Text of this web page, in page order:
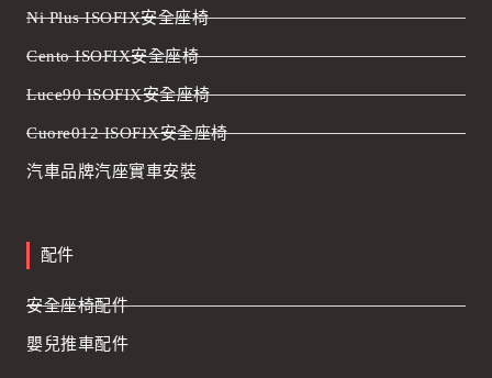
Ni Plus ISOFIX安全座椅
Cento ISOFIX安全座椅
Luce90 ISOFIX安全座椅
Cuore012 ISOFIX安全座椅
汽車品牌汽座實車安裝
配件
安全座椅配件
嬰兒推車配件